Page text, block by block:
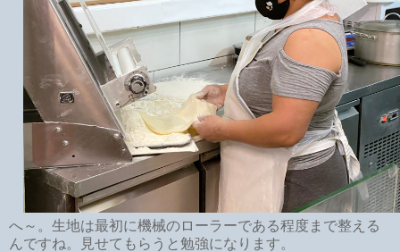
へ～。生地は最初に機械のローラーである程度まで整える
んですね。見せてもらうと勉強になります。